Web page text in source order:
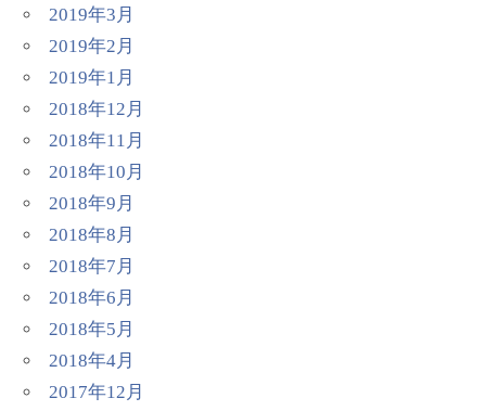
2019年3月
2019年2月
2019年1月
2018年12月
2018年11月
2018年10月
2018年9月
2018年8月
2018年7月
2018年6月
2018年5月
2018年4月
2017年12月